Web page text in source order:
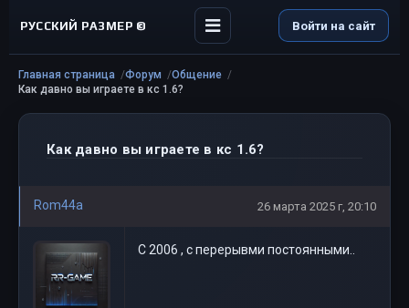
РУССКИЙ РАЗМЕР © Войти на сайт
Главная страница Форум
Общение
Как давно вы играете в кс 1.6?
Как давно вы играете в кс 1.6?
Rom44a 26 марта 2025 г, 20:10
С 2006 , с перерывми постоянными..